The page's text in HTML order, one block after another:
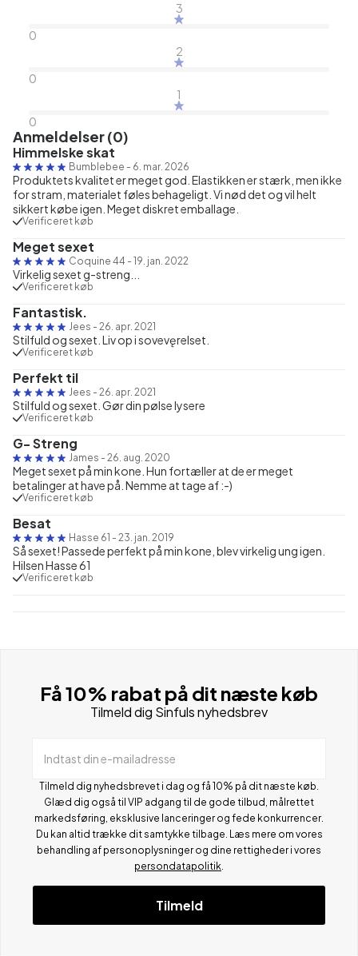
3
0
2
0
1
0
Anmeldelser (0)
Himmelske skat
Bumblebee - 6. mar. 2026
Produktets kvalitet er meget god. Elastikken er stærk, men ikke
for stram, materialet føles behageligt. Vi nød det og vil helt
sikkert købe igen. Meget diskret emballage.
Verificeret køb
Meget sexet
Coquine 44 - 19. jan. 2022
Virkelig sexet g-streng...
Verificeret køb
Fantastisk.
Jees - 26. apr. 2021
Stilfuld og sexet. Liv op i sovevęrelset.
Verificeret køb
Perfekt til
Jees - 26. apr. 2021
Stilfuld og sexet. Gør din pølse lysere
Verificeret køb
G- Streng
James - 26. aug. 2020
Meget sexet på min kone. Hun fortæller at de er meget
betalinger at have på. Nemme at tage af :-)
Verificeret køb
Besat
Hasse 61 - 23. jan. 2019
Så sexet! Passede perfekt på min kone, blev virkelig ung igen.
Hilsen Hasse 61
Verificeret køb
Få 10% rabat på dit næste køb
Tilmeld dig Sinfuls nyhedsbrev
Indtast din e-mailadresse
Tilmeld dig nyhedsbrevet i dag og få 10% på dit næste køb.
Glæd dig også til VIP adgang til de gode tilbud, målrettet
markedsføring, eksklusive lanceringer og fede konkurrencer.
Du kan altid trække dit samtykke tilbage. Læs mere om vores
behandling af personoplysninger og dine rettigheder i vores
persondatapolitik
Tilmeld